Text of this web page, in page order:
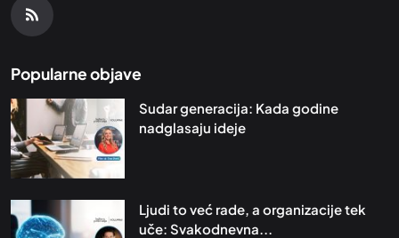
Popularne objave
Sudar generacija: Kada godine
nadglasaju ideje
Ljudi to već rade, a organizacije tek
uče: Svakodnevna...